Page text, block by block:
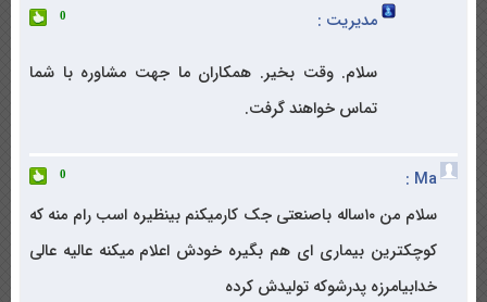
مدیریت :
0
سلام. وقت بخیر. همکاران ما جهت مشاوره با شما
تماس خواهند گرفت.
Ma :
0
سلام من ۱۰ساله باصنعتی جک کارمیکنم بینظیره اسب رام منه که
کوچکترین بیماری ای هم بگیره خودش اعلام میکنه عالیه عالی
خدابیامرزه پدرشوکه تولیدش کرده